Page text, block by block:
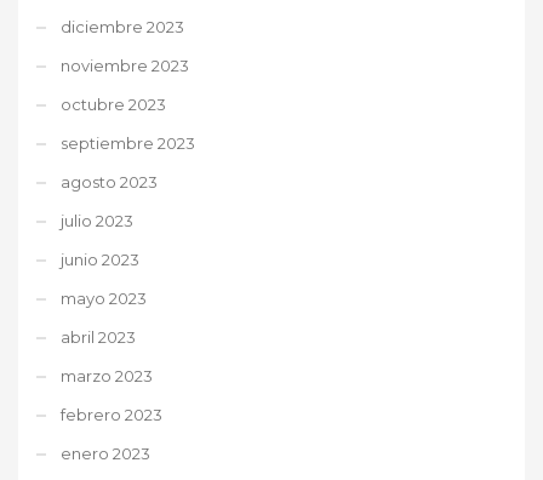
diciembre 2023
noviembre 2023
octubre 2023
septiembre 2023
agosto 2023
julio 2023
junio 2023
mayo 2023
abril 2023
marzo 2023
febrero 2023
enero 2023